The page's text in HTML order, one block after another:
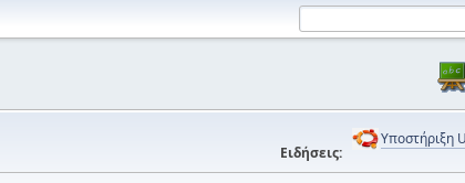
Ειδήσεις:
Υποστήριξη